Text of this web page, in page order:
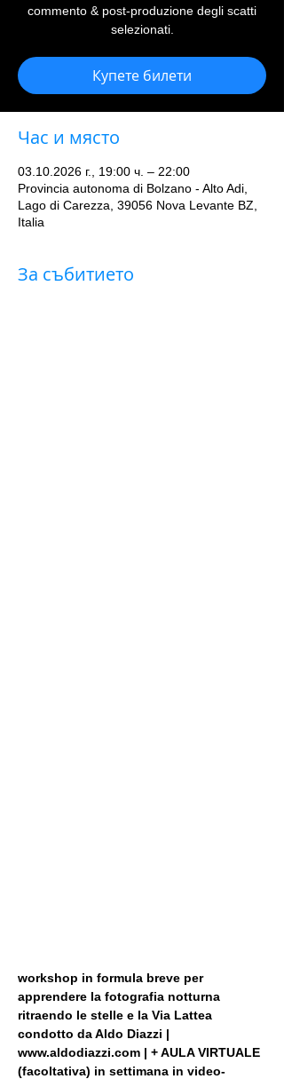
commento & post-produzione degli scatti
selezionati.
Купете билети
Час и място
03.10.2026 г., 19:00 ч. – 22:00
Provincia autonoma di Bolzano - Alto Adi,
Lago di Carezza, 39056 Nova Levante BZ,
Italia
За събитието
workshop in formula breve per
apprendere la fotografia notturna
ritraendo le stelle e la Via Lattea
condotto da Aldo Diazzi |
www.aldodiazzi.com | + AULA VIRTUALE
(facoltativa) in settimana in video-